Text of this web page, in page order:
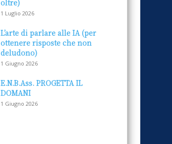
oltre)
1 Luglio 2026
L’arte di parlare alle IA (per
ottenere risposte che non
deludono)
1 Giugno 2026
E.N.B.Ass. PROGETTA IL
DOMANI
1 Giugno 2026